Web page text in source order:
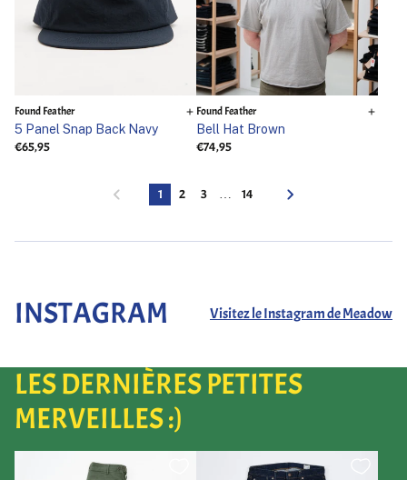
Found Feather
5 Panel Snap Back Navy
€65,95
Found Feather
Bell Hat Brown
€74,95
1 2 3 … 14
INSTAGRAM Visitez le Instagram de Meadow
LES DERNIÈRES PETITES
MERVEILLES :)